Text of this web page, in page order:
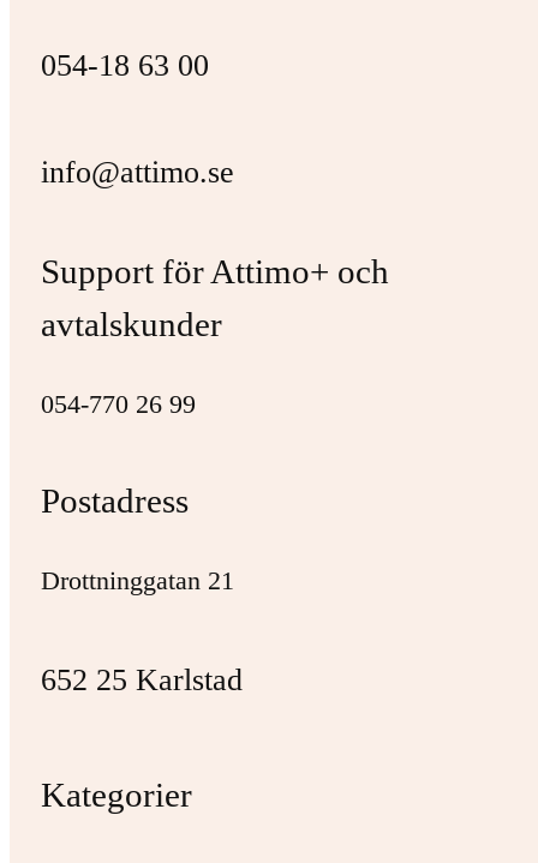
054-18 63 00
info@attimo.se
Support för Attimo+ och
avtalskunder
054-770 26 99
Postadress
Drottninggatan 21
652 25 Karlstad
Kategorier